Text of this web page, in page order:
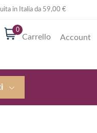
in Italia da 59,00 €
0
Carrello Account